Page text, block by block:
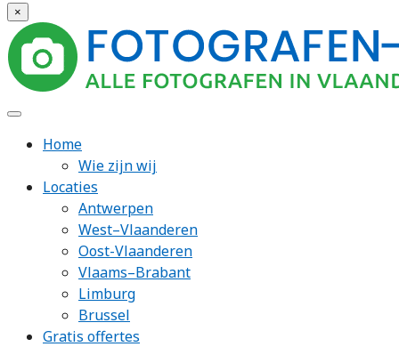
×
Home
Wie zijn wij
Locaties
Antwerpen
West–Vlaanderen
Oost-Vlaanderen
Vlaams–Brabant
Limburg
Brussel
Gratis offertes